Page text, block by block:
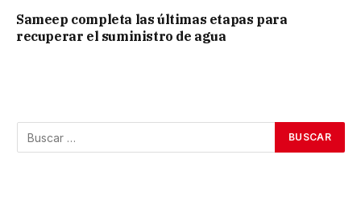
Sameep completa las últimas etapas para
recuperar el suministro de agua